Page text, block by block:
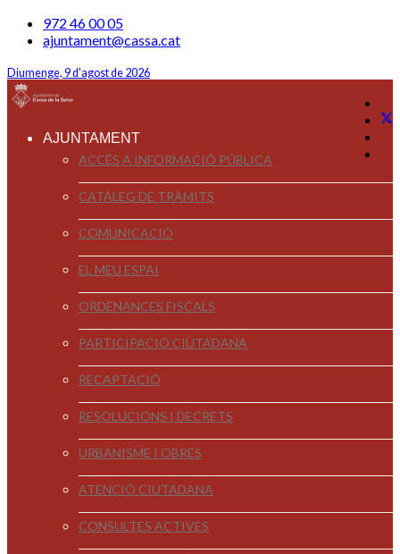
972 46 00 05
ajuntament@cassa.cat
Diumenge, 9 d'agost de 2026
AJUNTAMENT
ACCÉS A INFORMACIÓ PÚBLICA
CATÀLEG DE TRÀMITS
COMUNICACIÓ
EL MEU ESPAI
ORDENANCES FISCALS
PARTICIPACIÓ CIUTADANA
RECAPTACIÓ
RESOLUCIONS I DECRETS
URBANISME I OBRES
ATENCIÓ CIUTADANA
CONSULTES ACTIVES